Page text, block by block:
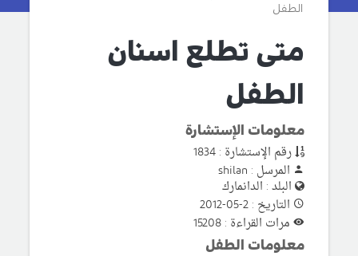
الطفل
متى تطلع اسنان
الطفل
معلومات الإستشارة
رقم الإستشارة : 1834
المرسل : shilan
البلد : الدانمارك
التاريخ : 2-05-2012
مرات القراءة : 15208
معلومات الطفل